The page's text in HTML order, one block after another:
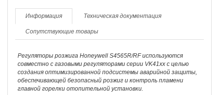
Информация Техническая документация
Сопутствующие товары
Регуляторы розжига Honeywell S4565R/RF используются
совместно с газовыми регуляторами серии VK41xx с целью
создания оптимизированной подсистемы аварийной защиты,
обеспечивающей безопасный розжиг и контроль пламени
главной горелки отопительной установки.